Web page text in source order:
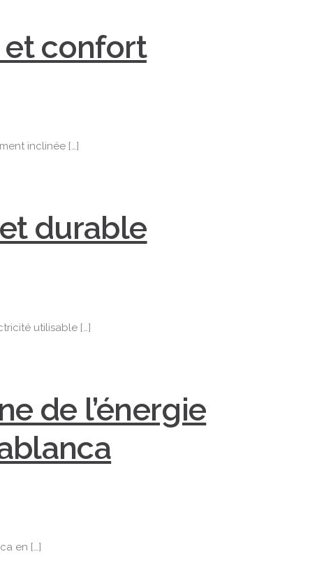
et confort
inclinée […]
durable
utilisable […]
de l’énergie
en […]